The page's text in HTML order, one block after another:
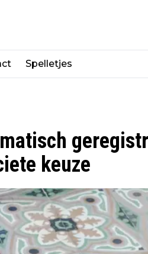
Spelletjes
keuze